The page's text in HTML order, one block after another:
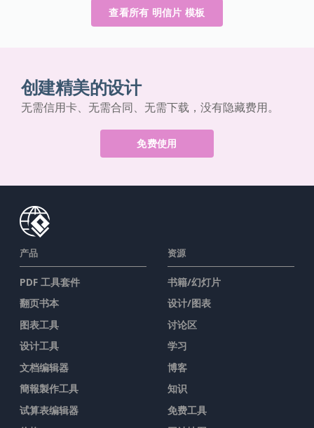
查看所有 明信片 模板
创建精美的设计
无需信用卡、无需合同、无需下载，没有隐藏费用。
免费使用
产品
PDF 工具套件
翻页书本
图表工具
设计工具
文档编辑器
簡報製作工具
试算表编辑器
资源
书籍/幻灯片
设计/图表
讨论区
学习
博客
知识
免费工具